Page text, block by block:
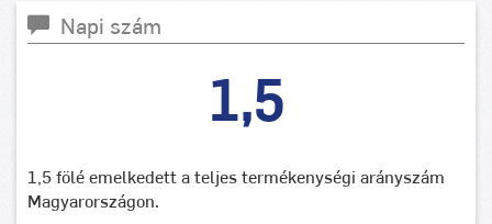
Napi szám
1,5
1,5 fölé emelkedett a teljes termékenységi arányszám
Magyarországon.